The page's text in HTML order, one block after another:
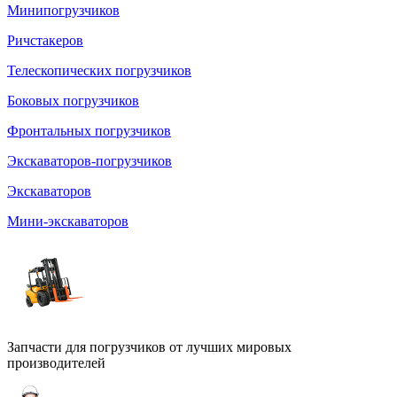
Минипогрузчиков
Ричстакеров
Телескопических погрузчиков
Боковых погрузчиков
Фронтальных погрузчиков
Экскаваторов-погрузчиков
Экскаваторов
Мини-экскаваторов
Запчасти для погрузчиков от лучших мировых
производителей